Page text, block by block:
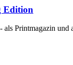
Edition
als Printmagazin